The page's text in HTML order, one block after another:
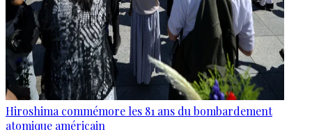
Hiroshima commémore les 81 ans du bombardement
atomique américain